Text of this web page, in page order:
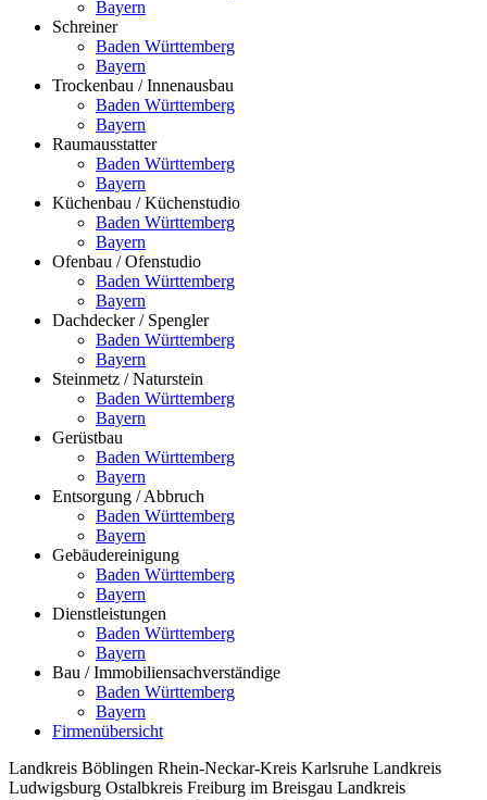
Bayern
Schreiner
Baden Württemberg
Bayern
Trockenbau / Innenausbau
Baden Württemberg
Bayern
Raumausstatter
Baden Württemberg
Bayern
Küchenbau / Küchenstudio
Baden Württemberg
Bayern
Ofenbau / Ofenstudio
Baden Württemberg
Bayern
Dachdecker / Spengler
Baden Württemberg
Bayern
Steinmetz / Naturstein
Baden Württemberg
Bayern
Gerüstbau
Baden Württemberg
Bayern
Entsorgung / Abbruch
Baden Württemberg
Bayern
Gebäudereinigung
Baden Württemberg
Bayern
Dienstleistungen
Baden Württemberg
Bayern
Bau / Immobiliensachverständige
Baden Württemberg
Bayern
Firmenübersicht
Landkreis Böblingen Rhein-Neckar-Kreis Karlsruhe Landkreis
Ludwigsburg Ostalbkreis Freiburg im Breisgau Landkreis